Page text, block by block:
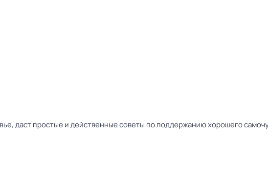
даст простые и действенные советы по поддержанию хорошего